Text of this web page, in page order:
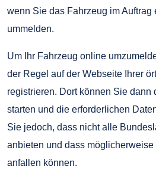
wenn Sie das Fahrzeug im Auftrag
ummelden.
Um Ihr Fahrzeug online
der Regel auf der Webseite Ihrer
registrieren. Dort können Sie dann
starten und die erforderlichen
Sie jedoch, dass nicht alle
anbieten und dass
anfallen können.